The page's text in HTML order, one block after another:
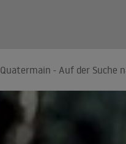
Quatermain - Auf der Suche